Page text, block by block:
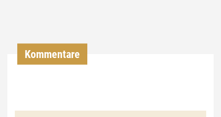
Kommentare